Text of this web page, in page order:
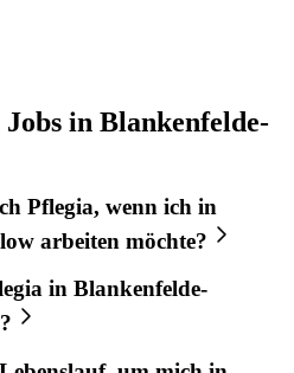
in Blankenfelde-
Pflegia, wenn ich in
arbeiten möchte?
in Blankenfelde-